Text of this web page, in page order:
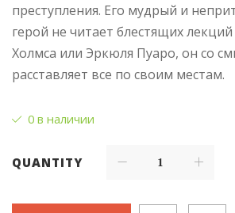
преступления. Его мудрый и
герой не читает блестящих
Холмса или Эркюля Пуаро, он со
расставляет все по своим местам.
0 в наличии
QUANTITY